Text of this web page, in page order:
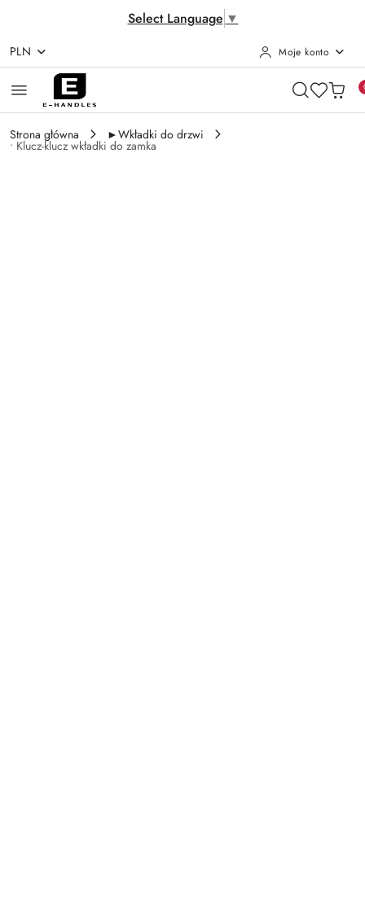
Select Language ▼
Przejdź do treści głównej
Przejdź do wyszukiwarki
Przejdź do moje konto
Przejdź do menu głównego
Przejdź do opisu produktu
Przejdź do stopki
PLN Moje konto
Strona główna ►Wkładki do drzwi
• Klucz-klucz wkładki do zamka